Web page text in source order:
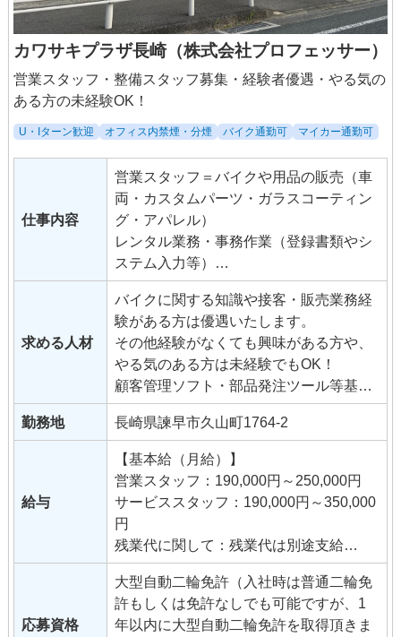
カワサキプラザ長崎（株式会社プロフェッサー）
営業スタッフ・整備スタッフ募集・経験者優遇・やる気の
ある方の未経験OK！
U・Iターン歓迎 オフィス内禁煙・分煙 バイク通勤可 マイカー通勤可
仕事内容
営業スタッフ＝バイクや用品の販売（車
両・カスタムパーツ・ガラスコーティン
グ・アパレル）
レンタル業務・事務作業（登録書類やシ
ステム入力等）
整備スタッフ＝お客様の愛車の修理・点
検・車検・パーツ取付・コーティング施
工
求める人材
バイクに関する知識や接客・販売業務経
験がある方は優遇いたします。
その他経験がなくても興味がある方や、
やる気のある方は未経験でもOK！
顧客管理ソフト・部品発注ツール等基本
的にパソコンを利用しますので、それな
りにパソコンへの苦手意識のない方。
勤務地 長崎県諫早市久山町1764-2
給与
【基本給（月給）】
営業スタッフ：190,000円～250,000円
サービススタッフ：190,000円～350,000
円
残業代に関して：残業代は別途支給
試用期間：6カ月
※使用期間中の労働条件に変更はありま
せん
応募資格
大型自動二輪免許（入社時は普通二輪免
許もしくは免許なしでも可能ですが、1
年以内に大型自動二輪免許を取得頂きま